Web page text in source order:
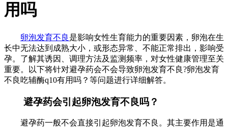
用吗
卵泡发育不良 是影响女性生育能力的重要因素，卵泡在生
长中无法达到成熟大小，或形态异常、不能正常排出，影响受
孕。了解其诱因、调理方法及监测频率，对女性健康管理至关
重要。以下将针对避孕药会不会导致卵泡发育不良?卵泡发育
不良吃辅酶q10有用吗？等问题进行详细解答。
避孕药会引起卵泡发育不良吗？
避孕药一般不会直接引起卵泡发育不良。其主要作用是通